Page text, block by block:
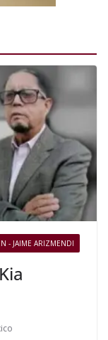
- JAIME ARIZMENDI